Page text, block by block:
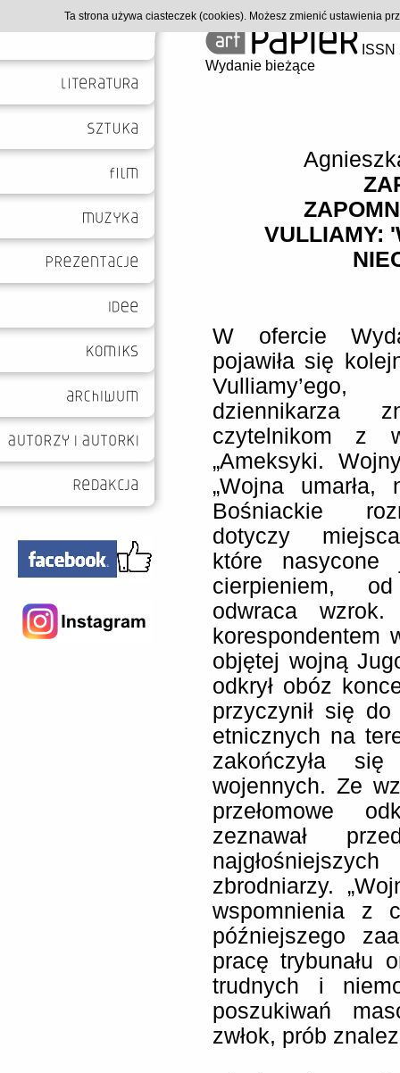
Wydanie bieżące
VULLIAMY:
W ofercie
pojawiła się
dziennikarza
czytelnikom z
„Ameksyki.
„Wojna
Bośniackie
dotyczy
które
cierpieniem,
odwraca
korespondentem
objętej wojną
odkrył obóz
przyczynił się
etnicznych na
zakończyła
wojennych. Ze
przełomowe
zeznawał
zbrodniarzy.
wspomnienia z
późniejszego
pracę trybunału
trudnych i
poszukiwań
zwłok, prób
Ta strona używa ciasteczek (cookies). Możesz zmienić ustawienia